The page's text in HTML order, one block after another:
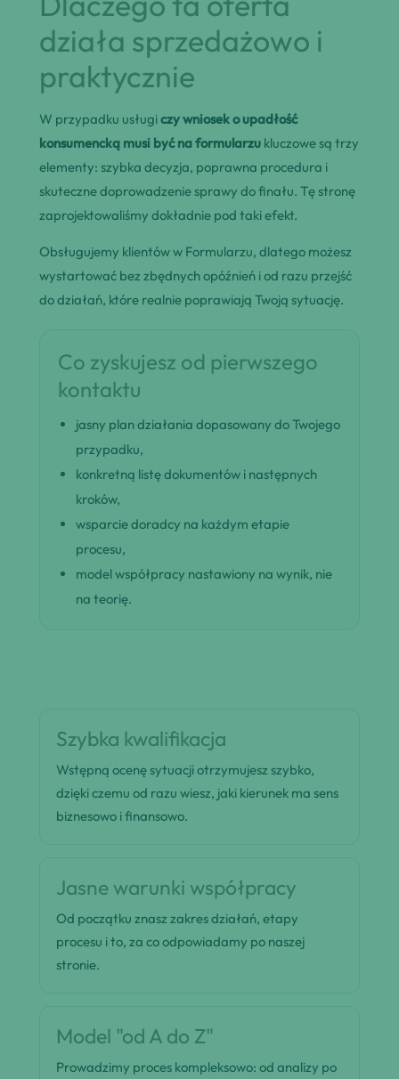
działa sprzedażowo i
praktycznie
W przypadku usługiczy wniosek o upadłość
konsumencką musi być na formularzu kluczowe są trzy
elementy: szybka decyzja, poprawna procedura i
skuteczne doprowadzenie sprawy do finału. Tę stronę
zaprojektowaliśmy dokładnie pod taki efekt.
Obsługujemy klientów w Formularzu, dlatego możesz
wystartować bez zbędnych opóźnień i od razu przejść
do działań, które realnie poprawiają Twoją sytuację.
Co zyskujesz od pierwszego
kontaktu
jasny plan działania dopasowany do Twojego
przypadku,
konkretną listę dokumentów i następnych
kroków,
wsparcie doradcy na każdym etapie
procesu,
model współpracy nastawiony na wynik, nie
na teorię.
Szybka kwalifikacja
Wstępną ocenę sytuacji otrzymujesz szybko,
dzięki czemu od razu wiesz, jaki kierunek ma sens
biznesowo i finansowo.
Jasne warunki współpracy
Od początku znasz zakres działań, etapy
procesu i to, za co odpowiadamy po naszej
stronie.
Model "od A do Z"
Prowadzimy proces kompleksowo: od analizy po